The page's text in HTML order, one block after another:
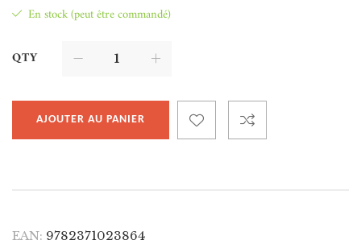
En stock (peut être commandé)
QTY
AJOUTER AU PANIER
EAN: 9782371023864